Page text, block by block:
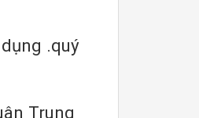
.quý
Trung